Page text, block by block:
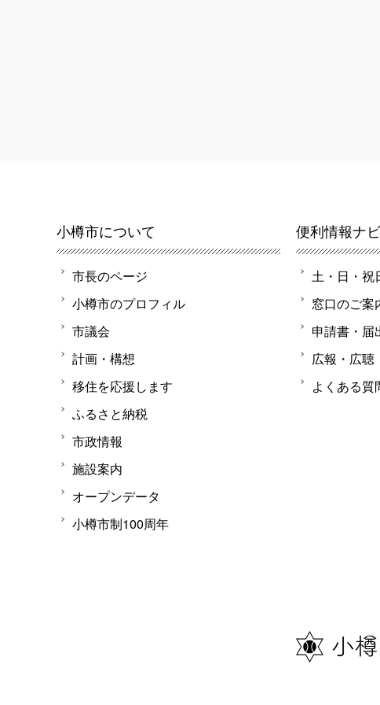
小樽市について
市長のページ
小樽市のプロフィル
市議会
計画・構想
移住を応援します
ふるさと納税
市政情報
施設案内
オープンデータ
小樽市制100周年
便利情報ナビ
土・日・祝
窓口のご案
申請書・届
広報・広聴
よくある質